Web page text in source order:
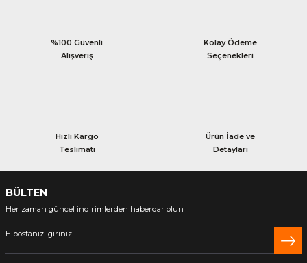
%100 Güvenli
Alışveriş
Kolay Ödeme
Seçenekleri
Hızlı Kargo
Teslimatı
Ürün İade ve
Detayları
BÜLTEN
Her zaman güncel indirimlerden haberdar olun